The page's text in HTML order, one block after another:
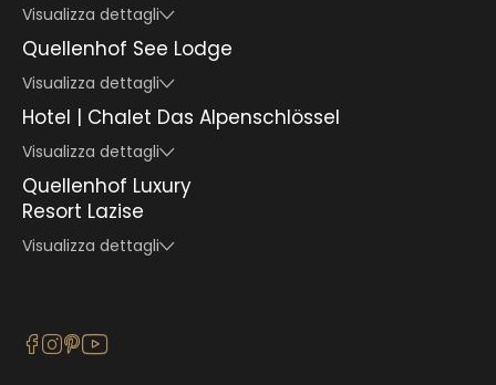
Visualizza dettagli
Quellenhof See Lodge
Visualizza dettagli
Hotel | Chalet Das Alpenschlössel
Visualizza dettagli
Quellenhof Luxury
Resort Lazise
Visualizza dettagli